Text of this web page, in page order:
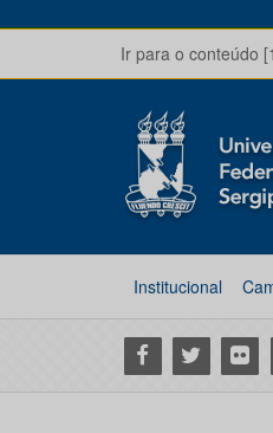
Ir para o conteúdo
Institucional
Facebook
Twitter Flickr